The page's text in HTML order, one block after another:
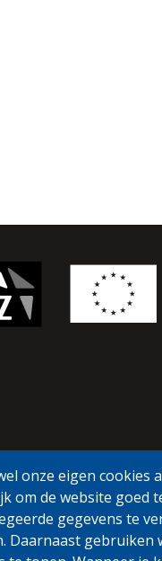
onze eigen cookies
om de website goed
gegevens te
Daarnaast gebruiken